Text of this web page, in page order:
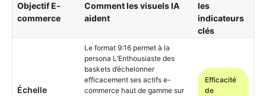
Objectif E-
commerce
Comment les visuels IA
aident
les
indicateurs
clés
Échelle
Le format 9:16 permet à la
persona L’Enthousiaste des
baskets d’échelonner
efficacement ses actifs e-
commerce haut de gamme sur
Efficacité
de